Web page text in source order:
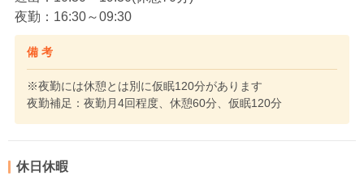
夜勤：16:30～09:30
備 考
※夜勤には休憩とは別に仮眠120分があります
夜勤補足：夜勤月4回程度、休憩60分、仮眠120分
休日休暇